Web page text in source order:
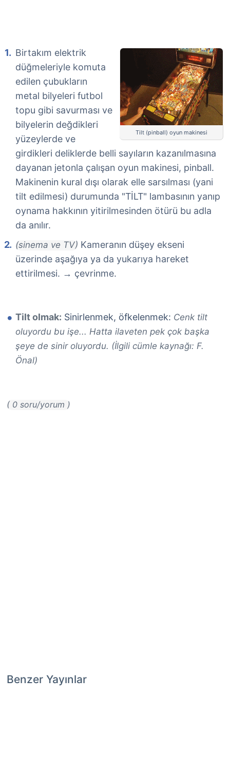
Tilt (pinball) oyun makinesi
Birtakım elektrik
düğmeleriyle komuta
edilen çubukların
metal bilyeleri futbol
topu gibi savurması ve
bilyelerin değdikleri
yüzeylerde ve
girdikleri deliklerde belli sayıların kazanılmasına
dayanan jetonla çalışan oyun makinesi, pinball.
Makinenin kural dışı olarak elle sarsılması (yani
tilt edilmesi) durumunda "TİLT" lambasının yanıp
oynama hakkının yitirilmesinden ötürü bu adla
da anılır.
(sinema ve TV) Kameranın düşey ekseni
üzerinde aşağıya ya da yukarıya hareket
ettirilmesi. → çevrinme.
Tilt olmak: Sinirlenmek, öfkelenmek: Cenk tilt
oluyordu bu işe... Hatta ilaveten pek çok başka
şeye de sinir oluyordu. (İlgili cümle kaynağı: F.
Önal)
( 0 soru/yorum )
Benzer Yayınlar